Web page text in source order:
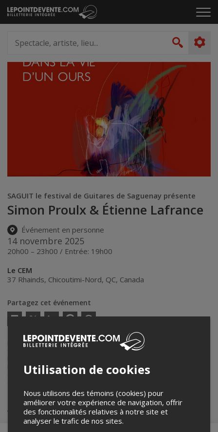
Passer
au
le
artiste,
lieu...
SAGUIT le festival de Guitares de Saguenay présente
Simon Proulx & Étienne Lafrance
Événement en personne
14 novembre 2025
20h00 – 23h00 / Entrée: 19h00
Le CEM
37 Rhainds, Chicoutimi-Nord, QC, Canada
Partagez cet événement
Twitter
par
courriel
Lepointdevente.com agit à titre de mandataire pour
dans le cadre de l’affichage en
Pour plus d’information à propos de cet événement, veuillez
contacter l’organisateur de l’événement,SAGUIT le festival de
Achat de billets
Utilisation de cookies
Nous utilisons des témoins (cookies) pour
améliorer votre expérience de navigation, offrir
des fonctionnalités relatives à notre site et
analyser le trafic de nos sites.